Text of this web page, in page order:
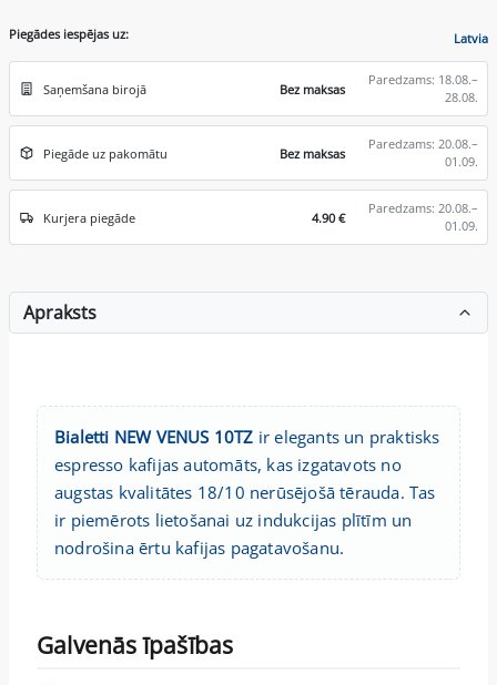
Piegādes iespējas uz: Latvia
Saņemšana birojā Bez maksas
Paredzams: 18.08.–
28.08.
Piegāde uz pakomātu Bez maksas
Paredzams: 20.08.–
01.09.
Kurjera piegāde 4.90 €
Paredzams: 20.08.–
01.09.
Apraksts
Bialetti NEW VENUS 10TZ ir elegants un praktisks
espresso kafijas automāts, kas izgatavots no
augstas kvalitātes 18/10 nerūsējošā tērauda. Tas
ir piemērots lietošanai uz indukcijas plītīm un
nodrošina ērtu kafijas pagatavošanu.
Galvenās īpašības